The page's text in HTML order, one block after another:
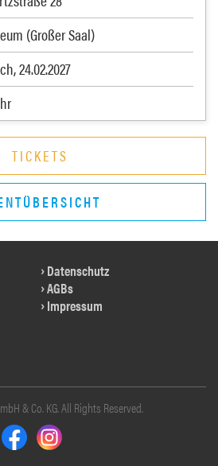
(Großer Saal)
24.02.2027
TICKETS
Datenschutz
AGBs
Impressum
& Co. KG. All Rights Reserved.